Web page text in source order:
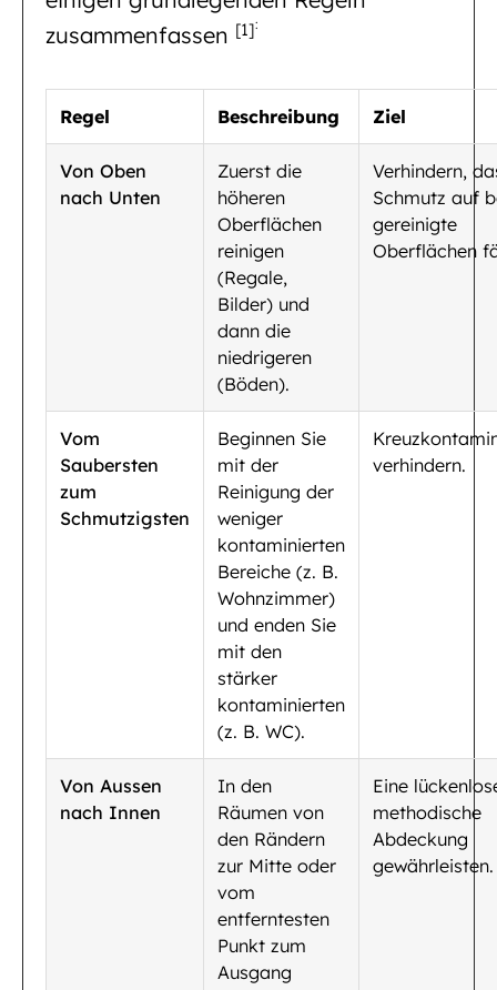
zusammenfassen [1]:
Regel Beschreibung Ziel
Von Oben
nach Unten
Zuerst die
höheren
Oberflächen
reinigen
(Regale,
Bilder) und
dann die
niedrigeren
(Böden).
Verhindern,
Schmutz auf
gereinigte
Oberflächen
Vom
Saubersten
zum
Schmutzigsten
Beginnen Sie
mit der
Reinigung der
weniger
kontaminierten
Bereiche (z. B.
Wohnzimmer)
und enden Sie
mit den
stärker
kontaminierten
(z. B. WC).
verhindern.
Von Aussen
nach Innen
In den
Räumen von
den Rändern
zur Mitte oder
vom
entferntesten
Punkt zum
Ausgang
Eine
methodische
Abdeckung
gewährleisten.